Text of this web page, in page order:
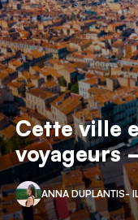
Cette ville
voyageurs
ANNA DUPLANTIS-